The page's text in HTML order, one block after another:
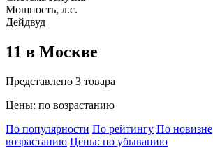
Мощность, л.с.
Дейдвуд
11 в Москве
Представлено 3 товара
Цены: по возрастанию
По популярности По рейтингу По новизне
возрастанию Цены: по убыванию